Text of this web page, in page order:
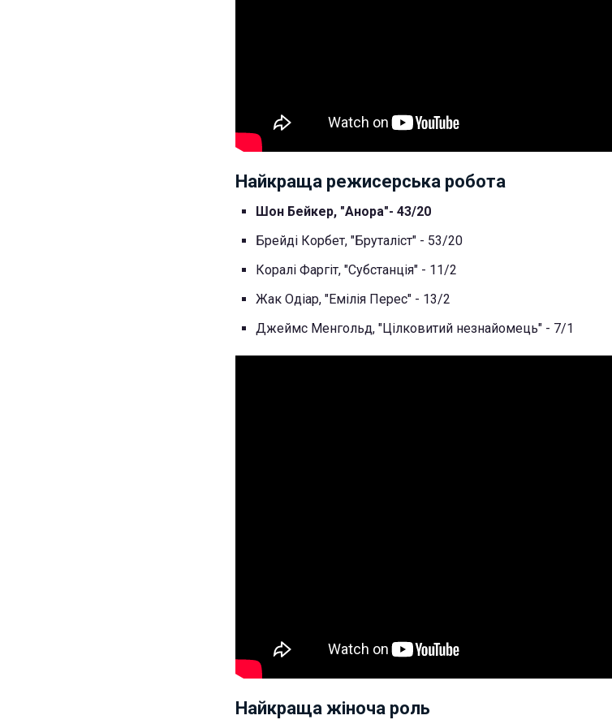
Найкраща режисерська робота
Шон Бейкер, "Анора"- 43/20
Брейді Корбет, "Бруталіст" - 53/20
Коралі Фаргіт, "Субстанція" - 11/2
Жак Одіар, "Емілія Перес" - 13/2
Джеймс Менгольд, "Цілковитий незнайомець" - 7/1
Найкраща жіноча роль